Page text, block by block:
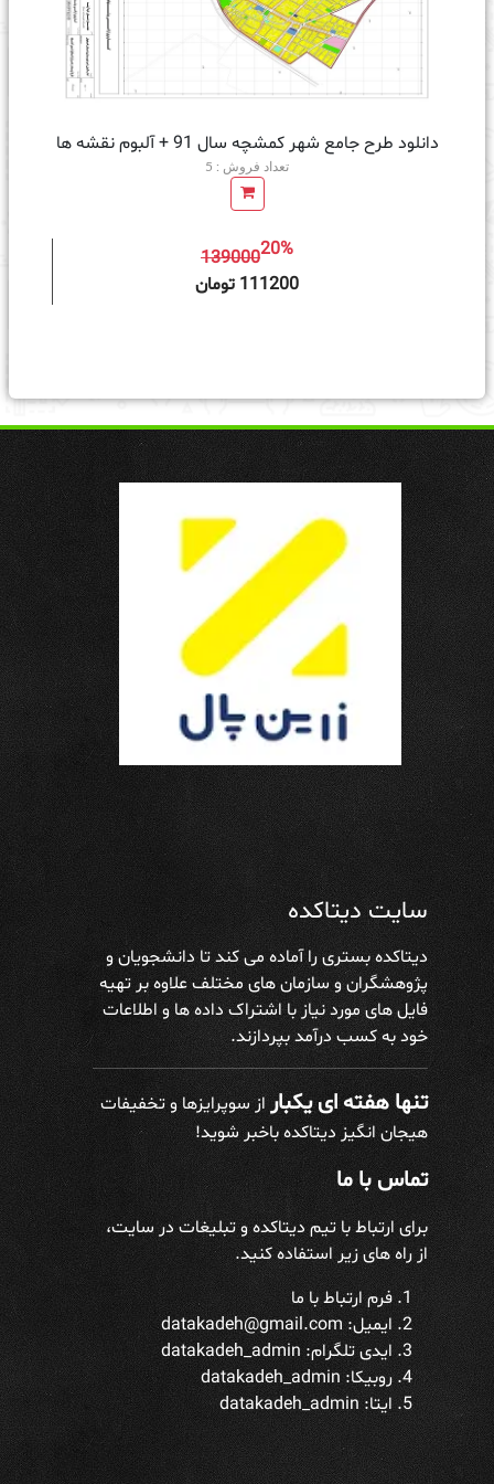
دانلود طرح جامع شهر کمشچه سال 91 + آلبوم نقشه ها
تعداد فروش : 5
13900020%
111200 تومان
سایت دیتاکده
دیتاکده بستری را آماده می کند تا دانشجویان و
پژوهشگران و سازمان های مختلف علاوه بر تهیه
فایل های مورد نیاز با اشتراک داده ها و اطلاعات
خود به کسب درآمد بپردازند.
تنها هفته ای یکباراز سوپرایزها و تخفیفات
هیجان انگیز دیتاکده باخبر شوید!
تماس با ما
برای ارتباط با تیم دیتاکده و تبلیغات در سایت،
از راه های زیر استفاده کنید.
فرم ارتباط با ما
ایمیل: datakadeh@gmail.com
ایدی تلگرام:datakadeh_admin
روبیکا: datakadeh_admin
ایتا: datakadeh_admin